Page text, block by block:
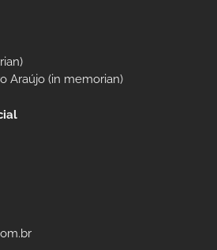
Araújo (in memorian)